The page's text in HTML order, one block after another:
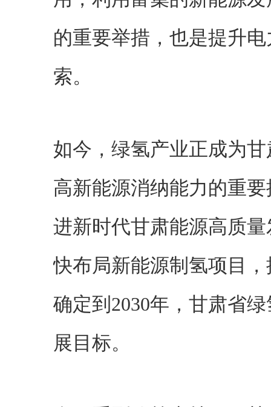
的重要举措，也是提升
索。
如今，绿氢产业正成为
高新能源消纳能力的重
进新时代甘肃能源高质
快布局新能源制氢项目
确定到2030年，甘肃省
展目标。